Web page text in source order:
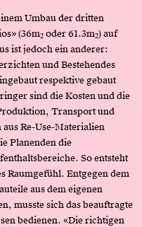
Umbau der dritten
(36m2 oder 61.3m2) auf
ist jedoch ein anderer:
und Bestehendes
respektive gebaut
sind die Kosten und die
Transport und
Re-Use-Materialien
Planenden die
So entsteht
Raumgefühl. Entgegen dem
aus dem eigenen
musste sich das beauftragte
bedienen. «Die richtigen